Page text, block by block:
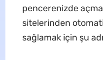
pencerenizde
sitelerinden
sağlamak için şu